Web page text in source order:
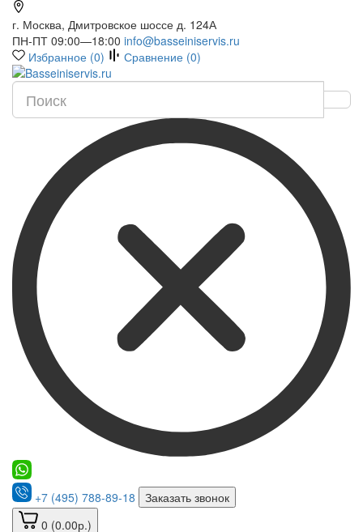
г. Москва, Дмитровское шоссе д. 124А
ПН-ПТ 09:00—18:00 info@basseiniservis.ru
Избранное (0) Сравнение (0)
+7 (495) 788-89-18
Заказать звонок
0 (0.00р.)